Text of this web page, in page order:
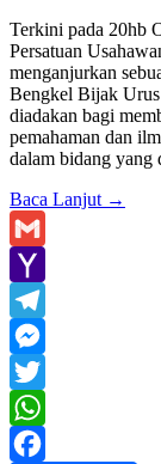
Terkini pada 20hb
Persatuan
menganjurkan
Bengkel Bijak
diadakan bagi
pemahaman dan
dalam bidang yang
Baca Lanjut →
Gmail
Yahoo
Mail
Telegram
Messenger
Twitter
WhatsApp